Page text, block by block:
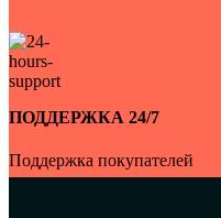
ПОДДЕРЖКА 24/7
Поддержка покупателей